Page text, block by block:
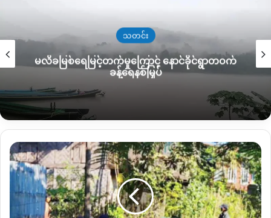
ဆောင်ရွက်နေကြောင်း ဒေသခံများထံမှ
မန့်ဝိန်းကြီးတစ်ဝိုက် ကျေးရွာတွေမှာ ပြီးခဲ့တဲ့ မတ်လခန့်မှစတင်
စမ်းသပ်တူးဖော်မှုများ
လုပ်ဆောင်နေပြီး ကျေးရွာတချို့
ရှိနေ
သော်လည်း လျစ်လျူရှုခံထားရတဲ့ အနေအထားဖြစ်နေပါတယ်။
များသို့ “ကျေးရွာအတွင်း လိုအပ်သည့်နေရာများတွင် အသုံးပြုရန်”
လို့ ဆိုကာ လမ်းပြုပြင်ရေးအဖွဲ့၊ ကျောက်ထုတ်လုပ်ရေးအဖွဲ့ အမည်
ဖြင့်
တစ်ရွာလျှင် တရုတ်ယွမ် ၅ သောင်းစီ လှူဒါန်းခဲ့ကြောင်း ဒေသခံ
များက ဆိုပါတယ်။
သတင်း
မလိခမြစ်ရေမြင့်တက်မှုကြောင့် နောင်ခိုင်ရွာတဝက်
ခန့်ရေနစ်မြှပ်
မိုးကောင်း
က
မူးယစ်
သတင်း
ပေါက်